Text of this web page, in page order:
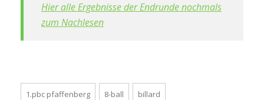
Hier alle Ergebnisse der Endrunde nochmals
zum Nachlesen
1.pbc pfaffenberg 8-ball billard